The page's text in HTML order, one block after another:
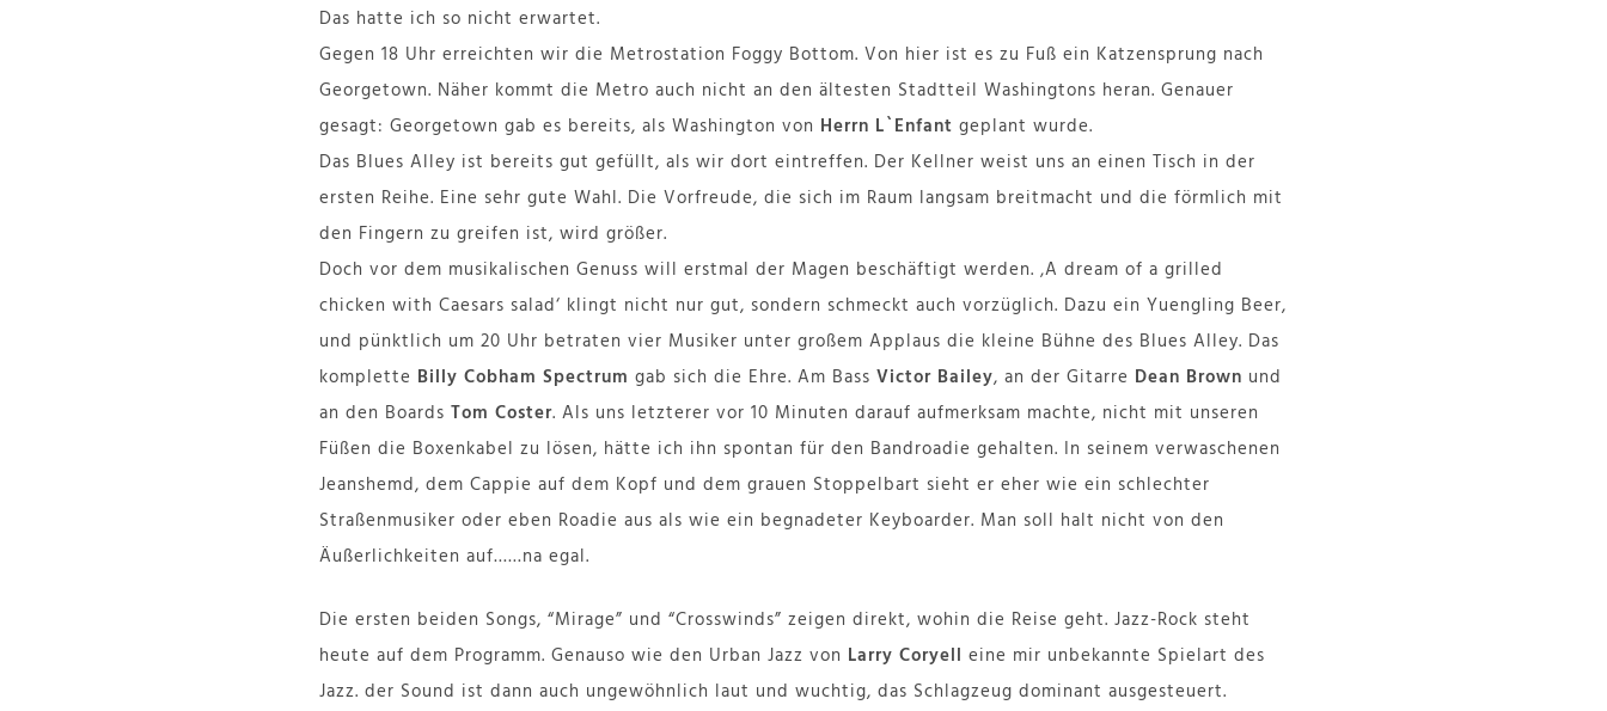
Das hatte ich so nicht erwartet.
Gegen 18 Uhr erreichten wir die Metrostation Foggy Bottom. Von hier ist es zu Fuß ein Katzensprung nach
Georgetown. Näher kommt die Metro auch nicht an den ältesten Stadtteil Washingtons heran. Genauer
gesagt: Georgetown gab es bereits, als Washington von Herrn L`Enfant geplant wurde.
Das Blues Alley ist bereits gut gefüllt, als wir dort eintreffen. Der Kellner weist uns an einen Tisch in der
ersten Reihe. Eine sehr gute Wahl. Die Vorfreude, die sich im Raum langsam breitmacht und die förmlich mit
den Fingern zu greifen ist, wird größer.
Doch vor dem musikalischen Genuss will erstmal der Magen beschäftigt werden. ‚A dream of a grilled
chicken with Caesars salad‘ klingt nicht nur gut, sondern schmeckt auch vorzüglich. Dazu ein Yuengling Beer,
und pünktlich um 20 Uhr betraten vier Musiker unter großem Applaus die kleine Bühne des Blues Alley. Das
komplette Billy Cobham Spectrum gab sich die Ehre. Am Bass Victor Bailey, an der Gitarre Dean Brown und
an den Boards Tom Coster. Als uns letzterer vor 10 Minuten darauf aufmerksam machte, nicht mit unseren
Füßen die Boxenkabel zu lösen, hätte ich ihn spontan für den Bandroadie gehalten. In seinem verwaschenen
Jeanshemd, dem Cappie auf dem Kopf und dem grauen Stoppelbart sieht er eher wie ein schlechter
Straßenmusiker oder eben Roadie aus als wie ein begnadeter Keyboarder. Man soll halt nicht von den
Äußerlichkeiten auf……na egal.
Die ersten beiden Songs, “Mirage” und “Crosswinds” zeigen direkt, wohin die Reise geht. Jazz-Rock steht
heute auf dem Programm. Genauso wie den Urban Jazz von Larry Coryell eine mir unbekannte Spielart des
Jazz. der Sound ist dann auch ungewöhnlich laut und wuchtig, das Schlagzeug dominant ausgesteuert.